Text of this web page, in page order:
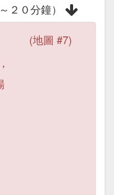
２０分鐘）
(地圖 #7)